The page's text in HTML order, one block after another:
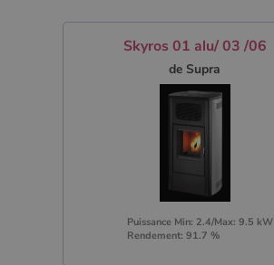
Skyros 01 alu/ 03 /06
de Supra
Puissance Min: 2.4/Max: 9.5 kW
Rendement: 91.7 %